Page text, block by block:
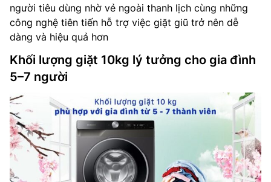
người tiêu dùng nhờ vẻ ngoài thanh lịch cùng những
công nghệ tiên tiến hỗ trợ việc giặt giũ trở nên dễ
dàng và hiệu quả hơn
Khối lượng giặt 10kg lý tưởng cho gia đình
5–7 người